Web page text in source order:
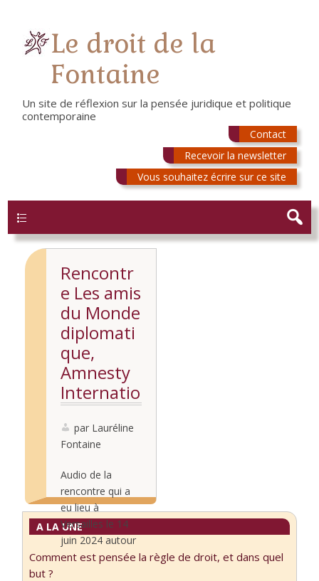
Le droit de la
Fontaine
Un site de réflexion sur la pensée juridique et politique
contemporaine
Contact
Recevoir la newsletter
Vous souhaitez écrire sur ce site
Rencontr
e Les amis
du Monde
diplomati
que,
Amnesty
Internatio
nal et
France
Terre
d’Asile
par Lauréline
Fontaine
Audio de la
rencontre qui a
eu lieu à
Versailles le 14
juin 2024 autour
de ce qu’il y a ou
A LA UNE
Comment est pensée la règle de droit, et dans quel
but ?